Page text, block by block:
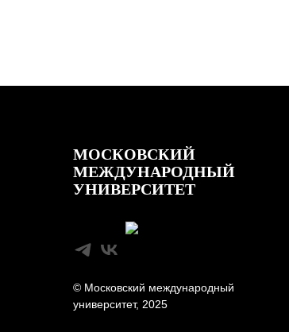
МОСКОВСКИЙ
МЕЖДУНАРОДНЫЙ
УНИВЕРСИТЕТ
© Московский международный
университет, 2025